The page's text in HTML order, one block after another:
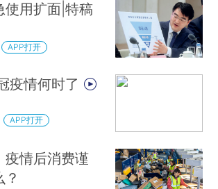
使用扩面|特稿
APP打开
疫情何时了
APP打开
疫情后消费谨